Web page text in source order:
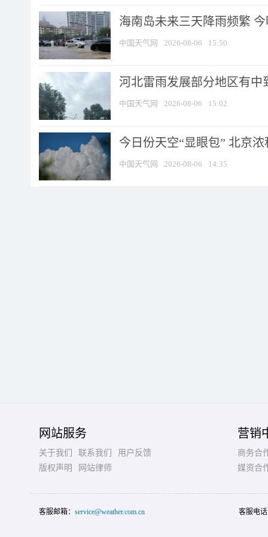
海南岛未来三天降雨频繁
中国天气网 2026-08-06 15:50
河北雷雨发展部分地区有中
中国天气网 2026-08-06 15:02
今日份天空“显眼包” 北京
中国天气网 2026-08-06 14:35
网站服务
关于我们 联系我们
用户反馈
版权声明
网站律师
营销
商务合
媒资合
客服邮箱： service@weather.com.cn 客服电